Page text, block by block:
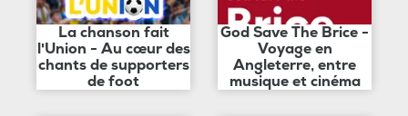
La chanson fait
l'Union - Au cœur des
chants de supporters
de foot
God Save The Brice -
Voyage en
Angleterre, entre
musique et cinéma